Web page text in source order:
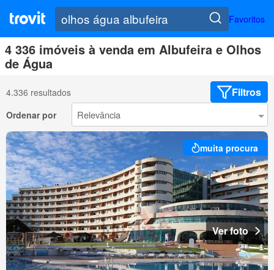
Favoritos
4 336 imóveis à venda em Albufeira e Olhos
de Água
4.336 resultados Filtros
Ordenar por
muita procura
Ver foto